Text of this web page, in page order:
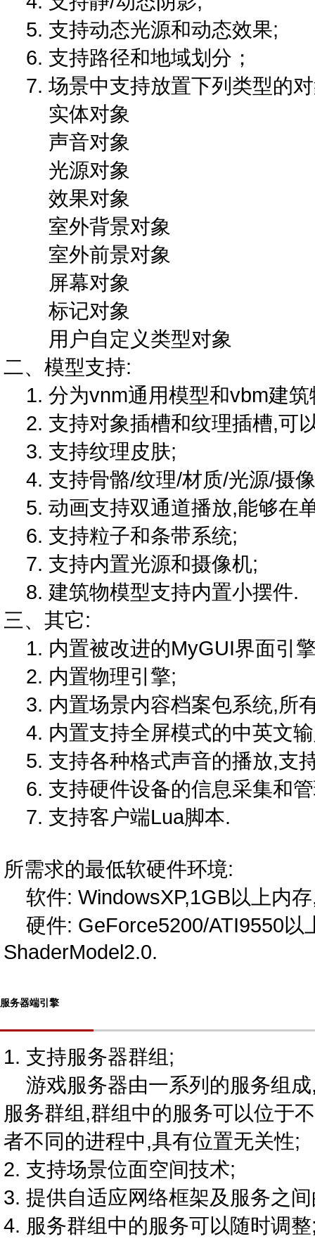
5. 支持动态光源和动态效果;
6. 支持路径和地域划分；
7. 场景中支持放置下列类型的
实体对象
声音对象
光源对象
效果对象
室外背景对象
室外前景对象
屏幕对象
标记对象
用户自定义类型对象
二、模型支持:
1. 分为vnm通用模型和vbm建筑
2. 支持对象插槽和纹理插槽,可
3. 支持纹理皮肤;
4. 支持骨骼/纹理/材质/光源/摄
5. 动画支持双通道播放,能够在
6. 支持粒子和条带系统;
7. 支持内置光源和摄像机;
8. 建筑物模型支持内置小摆件.
三、其它:
1. 内置被改进的MyGUI界面引
2. 内置物理引擎;
3. 内置场景内容档案包系统,所
4. 内置支持全屏模式的中英文
5. 支持各种格式声音的播放,支
6. 支持硬件设备的信息采集和
7. 支持客户端Lua脚本.
所需求的最低软硬件环境:
软件: WindowsXP,1GB以上内
硬件: GeForce5200/ATI9550以
ShaderModel2.0.
服务器端引擎
1. 支持服务器群组;
游戏服务器由一系列的服务组
服务群组,群组中的服务可以位于
者不同的进程中,具有位置无关性;
2. 支持场景位面空间技术;
3. 提供自适应网络框架及服务之
4. 服务群组中的服务可以随时调